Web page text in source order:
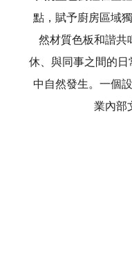
點，賦予廚房區域
然材質色板和諧共
休、與同事之間的
中自然發生。一個
業內部